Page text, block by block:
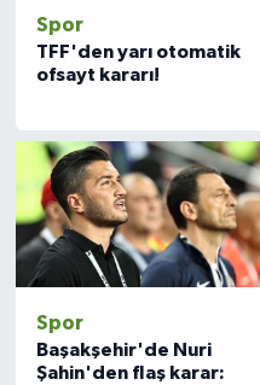
Spor
TFF'den yarı otomatik
ofsayt kararı!
Spor
Başakşehir'de Nuri
Şahin'den flaş karar: